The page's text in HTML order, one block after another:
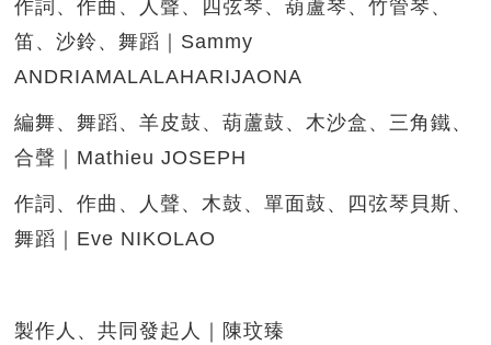
作詞、作曲、人聲、四弦琴、葫蘆琴、竹管琴、
笛、沙鈴、舞蹈｜Sammy
ANDRIAMALALAHARIJAONA
編舞、舞蹈、羊皮鼓、葫蘆鼓、木沙盒、三角鐵、
合聲｜Mathieu JOSEPH
作詞、作曲、人聲、木鼓、單面鼓、四弦琴貝斯、
舞蹈｜Eve NIKOLAO
製作人、共同發起人｜陳玟臻